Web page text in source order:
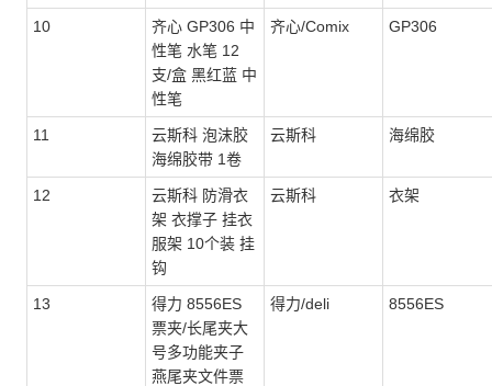
10
齐心 GP306 中
性笔 水笔 12
支/盒 黑红蓝 中
性笔
齐心/Comix GP306
11
云斯科 泡沫胶
海绵胶带 1卷
云斯科 海绵胶
12
云斯科 防滑衣
架 衣撑子 挂衣
服架 10个装 挂
钩
云斯科 衣架
13
得力 8556ES
票夹/长尾夹大
号多功能夹子
燕尾夹文件票
得力/deli 8556ES